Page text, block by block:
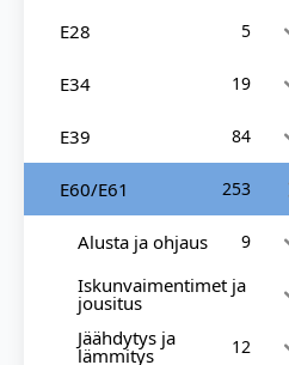
E28 5
E34 19
E39 84
E60/E61 253
Alusta ja ohjaus 9
Iskunvaimentimet ja
jousitus
Jäähdytys ja
lämmitys 12